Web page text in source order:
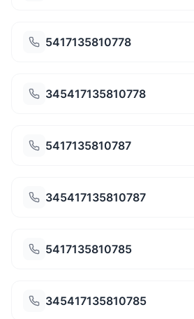
5417135810778
345417135810778
5417135810787
345417135810787
5417135810785
345417135810785